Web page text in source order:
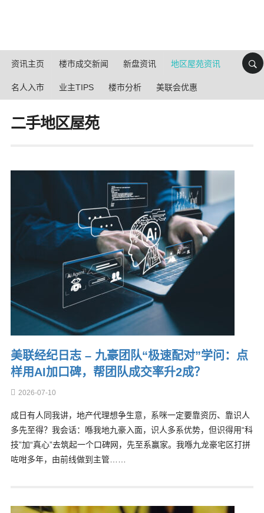
资讯主页 楼市成交新闻 新盘资讯 地区屋苑资讯
名人入市 业主TIPS 楼市分析 美联会优惠
二手地区屋苑
美联经纪日志 – 九豪团队“极速配对”学问：点
样用AI加口碑，帮团队成交率升2成？
2026-07-10
成日有人同我讲，地产代理想争生意，系咪一定要靠资历、靠识人
多先至得？我会话：喺我地九豪入面，识人多系优势，但识得用“科
技”加“真心”去筑起一个口碑网，先至系赢家。我喺九龙豪宅区打拼
咗咁多年，由前线做到主管……